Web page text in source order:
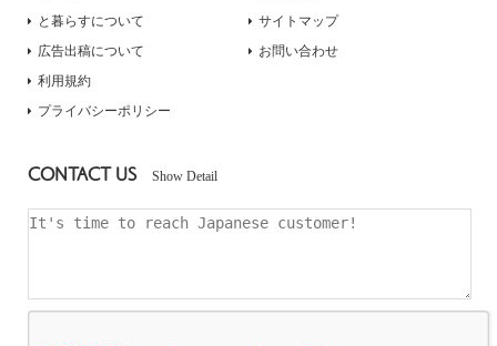
と暮らすについて
広告出稿について
サイトマップ
お問い合わせ
利用規約
プライバシーポリシー
CONTACT US Show Detail